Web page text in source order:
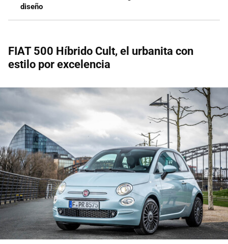
diseño
FIAT 500 Híbrido Cult, el urbanita con
estilo por excelencia